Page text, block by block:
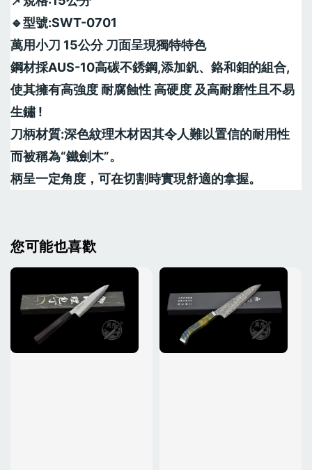
🔹型號:SWT-0701
萬用小刀 15公分 刀面呈現獨特特色
鋼材採AUS-10高碳不銹鋼,添加釩、鉻和鉬的組合,
使其擁有高強度 耐腐蝕性 高硬度 及高耐磨性且不易
生鏽 !
刀柄材質:深色紋理木材因其令人難以置信的耐用性
而被稱為“鐵劍木”。
柄呈一定角度，可在切割時實現舒適的拿握。
您可能也喜歡